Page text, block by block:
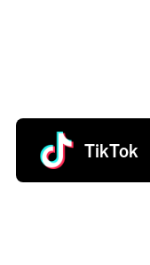
TikTok